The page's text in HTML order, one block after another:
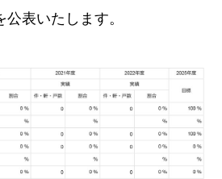
表いたします。